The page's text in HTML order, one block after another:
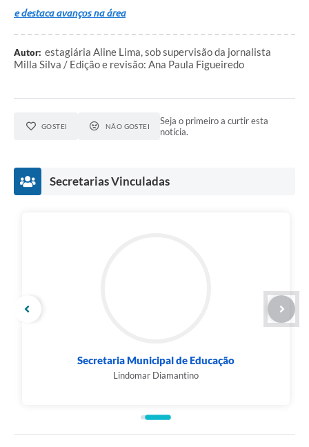
e destaca avanços na área
Autor: estagiária Aline Lima, sob supervisão da jornalista
Milla Silva / Edição e revisão: Ana Paula Figueiredo
GOSTEI NÃO GOSTEI
Seja o primeiro a curtir esta
notícia.
Secretarias Vinculadas
Secretaria Municipal de Educação
Lindomar Diamantino